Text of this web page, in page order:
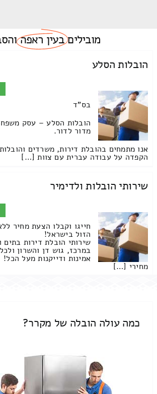
מוביליםבעין ראפה
הובלות הסלע
בס"ד
הובלות הסלע – עסק
מדור לדור.
אנו מתמחים בהובלת דירות, משרדים
הקפדה על עבודה עברית עם צוות […]
שירותי הובלות ולדימיר
חייגו וקבלו הצעת מחיר
הזול בישראל!
שירותי הובלת דירות בתים
במרכז, גוש דן והשרון
אמינות ודייקנות מעל הכל!
מחירי […]
כמה עולה הובלה של מקרר?